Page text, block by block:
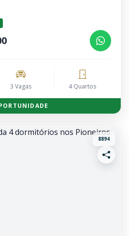
3 Vagas 4 Quartos
8894